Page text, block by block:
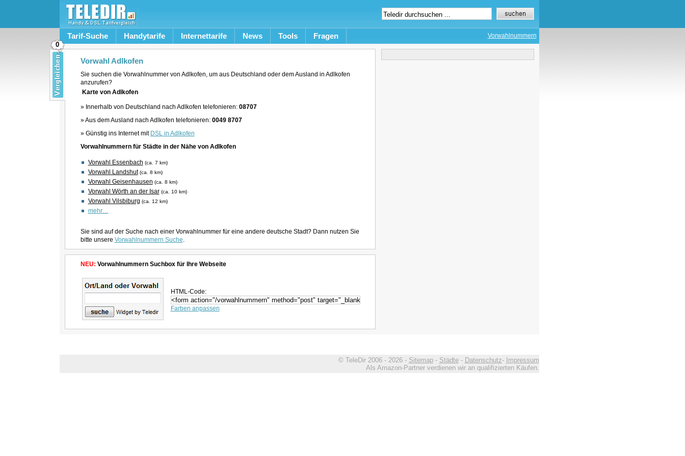
Tarif-Suche Handytarife Internettarife News Tools Fragen Vorwahlnummern
Vorwahl Adlkofen
Sie suchen die Vorwahlnummer von Adlkofen, um aus Deutschland oder dem Ausland in Adlkofen
anzurufen?
Karte von Adlkofen
» Innerhalb von Deutschland nach Adlkofen telefonieren: 08707
» Aus dem Ausland nach Adlkofen telefonieren: 0049 8707
» Günstig ins Internet mit DSL in Adlkofen
Vorwahlnummern für Städte in der Nähe von Adlkofen
Vorwahl Essenbach (ca. 7 km)
Vorwahl Landshut (ca. 8 km)
Vorwahl Geisenhausen (ca. 8 km)
Vorwahl Wörth an der Isar (ca. 10 km)
Vorwahl Vilsbiburg (ca. 12 km)
mehr…
Sie sind auf der Suche nach einer Vorwahlnummer für eine andere deutsche Stadt? Dann nutzen Sie
bitte unsere Vorwahlnummern Suche.
NEU: Vorwahlnummern Suchbox für Ihre Webseite
HTML-Code:
Farben anpassen
© TeleDir 2006 - 2026 - Sitemap- Städte- Datenschutz- Impressum
Als Amazon-Partner verdienen wir an qualifizierten Käufen.
0